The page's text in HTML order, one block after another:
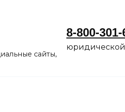
сайты,
8-800-301-